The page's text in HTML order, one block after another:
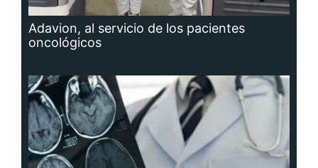
Adavion, al servicio de los pacientes
oncológicos